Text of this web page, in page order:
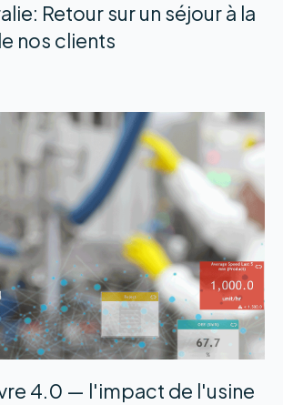
Retour sur un séjour à la
nos clients
4.0 — l'impact de l'usine